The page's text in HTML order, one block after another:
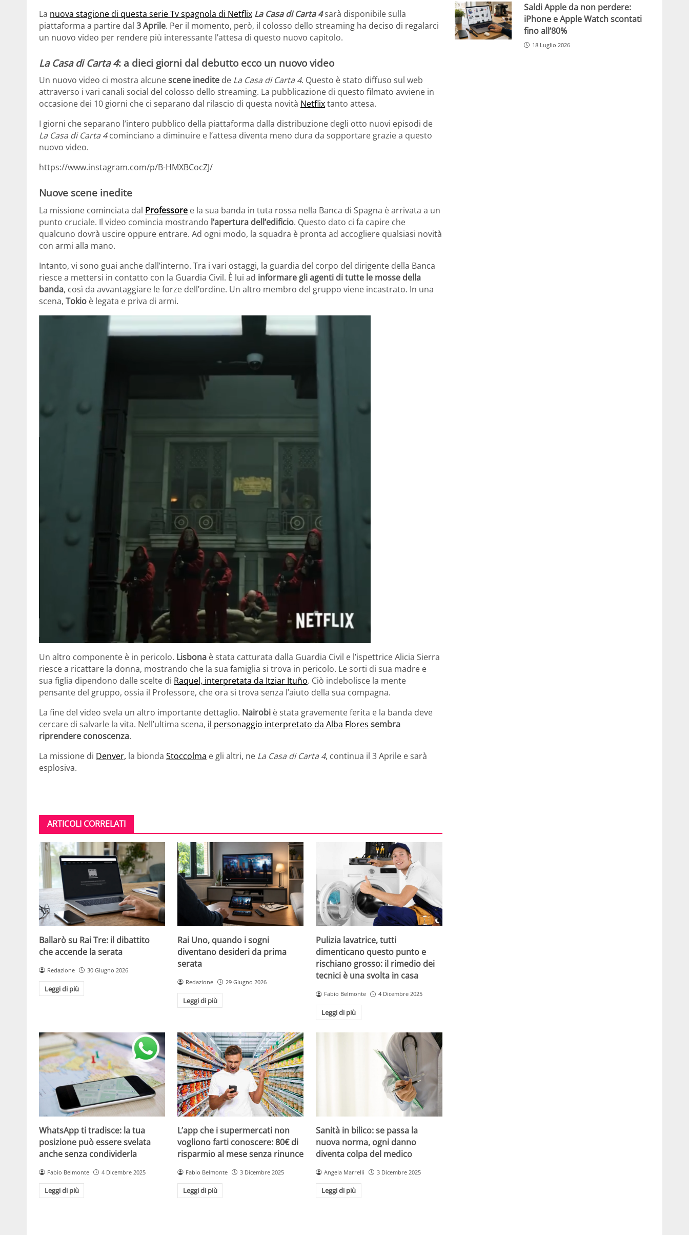
La nuova stagione di questa serie Tv spagnola di Netflix La Casa di Carta 4sarà disponibile sulla
piattaforma a partire dal 3 Aprile. Per il momento, però, il colosso dello streaming ha deciso di regalarci
un nuovo video per rendere più interessante l’attesa di questo nuovo capitolo.
La Casa di Carta 4: a dieci giorni dal debutto ecco un nuovo video
Un nuovo video ci mostra alcunescene inedite de La Casa di Carta 4. Questo è stato diffuso sul web
attraverso i vari canali social del colosso dello streaming. La pubblicazione di questo filmato avviene in
occasione dei 10 giorni che ci separano dal rilascio di questa novità Netflixtanto attesa.
I giorni che separano l’intero pubblico della piattaforma dalla distribuzione degli otto nuovi episodi de
La Casa di Carta 4cominciano a diminuire e l’attesa diventa meno dura da sopportare grazie a questo
nuovo video.
https://www.instagram.com/p/B-HMXBCocZJ/
Nuove scene inedite
La missione cominciata dal Professore e la sua banda in tuta rossa nella Banca di Spagna è arrivata a un
punto cruciale. Il video comincia mostrando l’apertura dell’edificio. Questo dato ci fa capire che
qualcuno dovrà uscire oppure entrare. Ad ogni modo, la squadra è pronta ad accogliere qualsiasi novità
con armi alla mano.
Intanto, vi sono guai anche dall’interno. Tra i vari ostaggi, la guardia del corpo del dirigente della Banca
riesce a mettersi in contatto con la Guardia Civil. È lui ad informare gli agenti di tutte le mosse della
banda, così da avvantaggiare le forze dell’ordine. Un altro membro del gruppo viene incastrato. In una
scena, Tokio è legata e priva di armi.
Un altro componente è in pericolo. Lisbona è stata catturata dalla Guardia Civil e l’ispettrice Alicia Sierra
riesce a ricattare la donna, mostrando che la sua famiglia si trova in pericolo. Le sorti di sua madre e
sua figlia dipendono dalle scelte di Raquel, interpretata da Itziar Ituño. Ciò indebolisce la mente
pensante del gruppo, ossia il Professore, che ora si trova senza l’aiuto della sua compagna.
La fine del video svela un altro importante dettaglio. Nairobi è stata gravemente ferita e la banda deve
cercare di salvarle la vita. Nell’ultima scena, il personaggio interpretato da Alba Flores sembra
riprendere conoscenza.
La missione di Denver, la bionda Stoccolma e gli altri, ne La Casa di Carta 4, continua il 3 Aprile e sarà
esplosiva.
ARTICOLI CORRELATI
Ballarò su Rai Tre: il dibattito
che accende la serata
Redazione 30 Giugno 2026
Leggi di più
Rai Uno, quando i sogni
diventano desideri da prima
serata
Redazione 29 Giugno 2026
Leggi di più
Pulizia lavatrice, tutti
dimenticano questo punto e
rischiano grosso: il rimedio dei
tecnici è una svolta in casa
Fabio Belmonte 4 Dicembre 2025
Leggi di più
WhatsApp ti tradisce: la tua
posizione può essere svelata
anche senza condividerla
Fabio Belmonte 4 Dicembre 2025
Leggi di più
L’app che i supermercati non
vogliono farti conoscere: 80€ di
risparmio al mese senza rinunce
Fabio Belmonte 3 Dicembre 2025
Leggi di più
Sanità in bilico: se passa la
nuova norma, ogni danno
diventa colpa del medico
Angela Marrelli 3 Dicembre 2025
Leggi di più
Saldi Apple da non perdere:
iPhone e Apple Watch scontati
fino all’80%
18 Luglio 2026